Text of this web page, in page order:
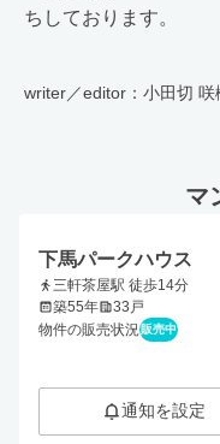
ちしております。
writer／editor：小田切 咲
マ
下馬パークハウス
三軒茶屋駅 徒歩14分
築55年
33戸
物件の販売状況 販売中
通知を設定